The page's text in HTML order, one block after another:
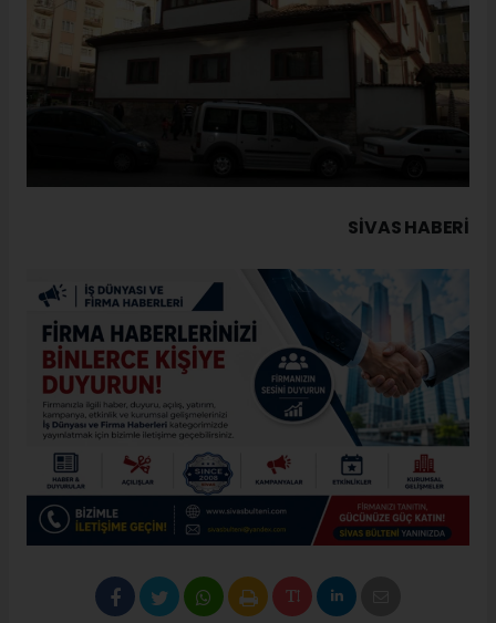
SIVAS HABERİ